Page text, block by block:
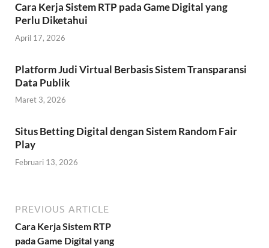
Cara Kerja Sistem RTP pada Game Digital yang
Perlu Diketahui
April 17, 2026
Platform Judi Virtual Berbasis Sistem Transparansi
Data Publik
Maret 3, 2026
Situs Betting Digital dengan Sistem Random Fair
Play
Februari 13, 2026
PREVIOUS ARTICLE
Cara Kerja Sistem RTP
pada Game Digital yang